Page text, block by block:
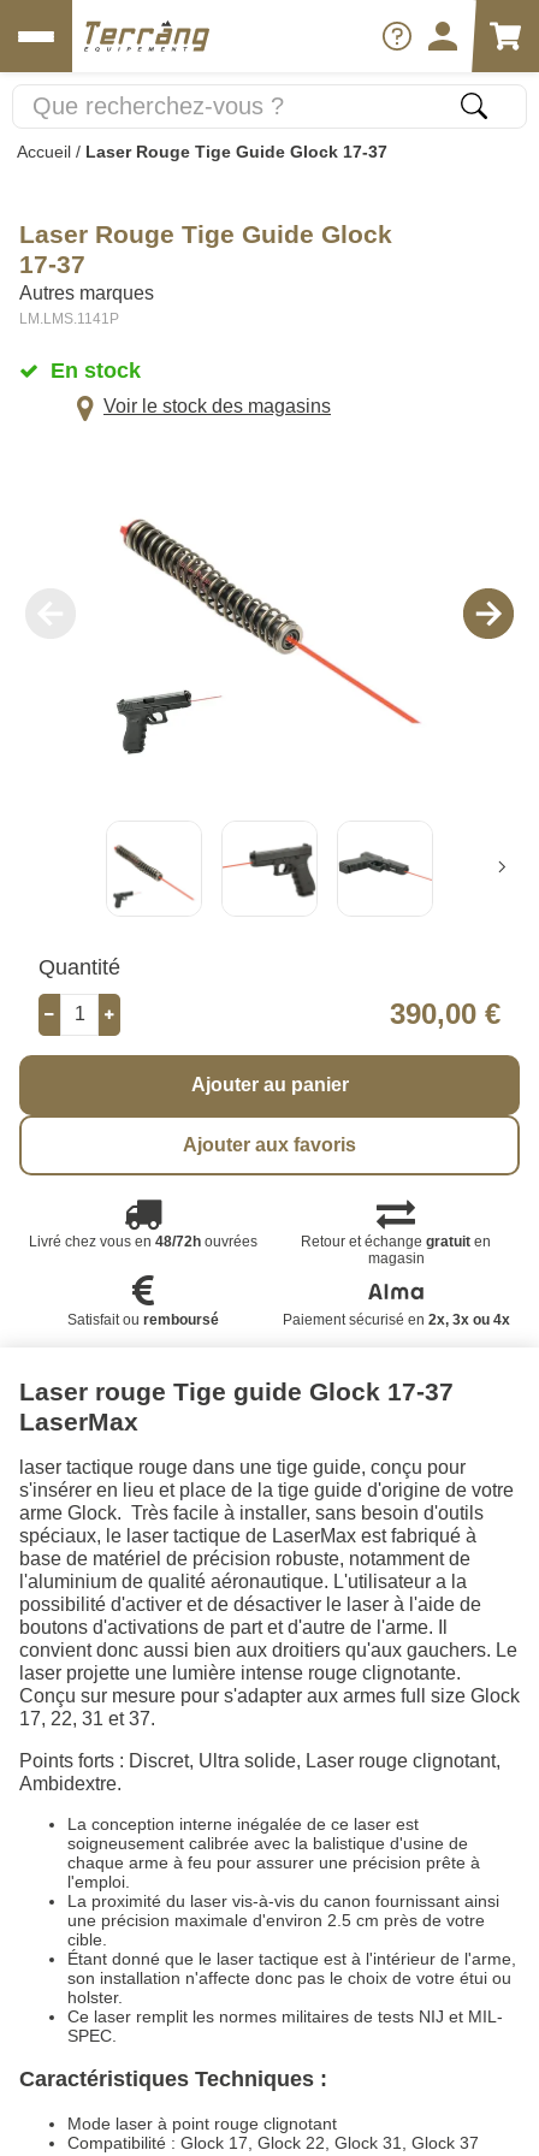
Accueil / Laser Rouge Tige Guide Glock 17-37
Laser Rouge Tige Guide Glock
17-37
Autres marques
LM.LMS.1141P
En stock
Voir le stock des magasins
Quantité
390,00 €
Ajouter au panier
Ajouter aux favoris
Livré chez vous en 48/72houvrées Retour et échangegratuit en
magasin
Satisfait ou remboursé Paiement sécurisé en 2x, 3x ou 4x
Laser rouge Tige guide Glock 17-37
LaserMax
laser tactique rouge dans une tige guide, conçu pour
s'insérer en lieu et place de la tige guide d'origine de votre
arme Glock. Très facile à installer, sans besoin d'outils
spéciaux, le laser tactique de LaserMax est fabriqué à
base de matériel de précision robuste, notamment de
l'aluminium de qualité aéronautique. L'utilisateur a la
possibilité d'activer et de désactiver le laser à l'aide de
boutons d'activations de part et d'autre de l'arme. Il
convient donc aussi bien aux droitiers qu'aux gauchers. Le
laser projette une lumière intense rouge clignotante.
Conçu sur mesure pour s'adapter aux armes full size Glock
17, 22, 31 et 37.
Points forts : Discret, Ultra solide, Laser rouge clignotant,
Ambidextre.
La conception interne inégalée de ce laser est
soigneusement calibrée avec la balistique d'usine de
chaque arme à feu pour assurer une précision prête à
l'emploi.
La proximité du laser vis-à-vis du canon fournissant ainsi
une précision maximale d'environ 2.5 cm près de votre
cible.
Étant donné que le laser tactique est à l'intérieur de l'arme,
son installation n'affecte donc pas le choix de votre étui ou
holster.
Ce laser remplit les normes militaires de tests NIJ et MIL-
SPEC.
Caractéristiques Techniques :
Mode laser à point rouge clignotant
Compatibilité : Glock 17, Glock 22, Glock 31, Glock 37